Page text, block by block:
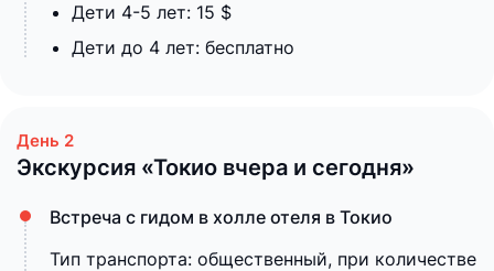
Дети 4-5 лет: 15 $
Дети до 4 лет: бесплатно
Экскурсия «Токио вчера и сегодня»
Встреча с гидом в холле отеля в Токио
Тип транспорта: общественный, при количестве